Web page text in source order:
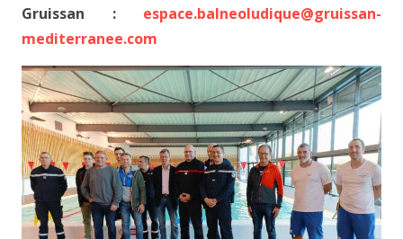
Gruissan : espace.balneoludique@gruissan-
mediterranee.com